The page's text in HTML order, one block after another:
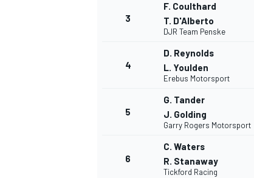
3
F. Coulthard
T. D'Alberto
DJR Team Penske
4
D. Reynolds
L. Youlden
Erebus Motorsport
5
G. Tander
J. Golding
Garry Rogers Motorsport
6
C. Waters
R. Stanaway
Tickford Racing